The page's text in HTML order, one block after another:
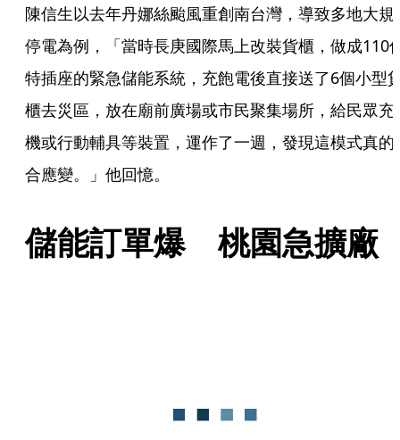
陳信生以去年丹娜絲颱風重創南台灣，導致多地大規
停電為例，「當時長庚國際馬上改裝貨櫃，做成110
特插座的緊急儲能系統，充飽電後直接送了6個小型
櫃去災區，放在廟前廣場或市民聚集場所，給民眾充
機或行動輔具等裝置，運作了一週，發現這模式真的
合應變。」他回憶。
儲能訂單爆　桃園急擴廠